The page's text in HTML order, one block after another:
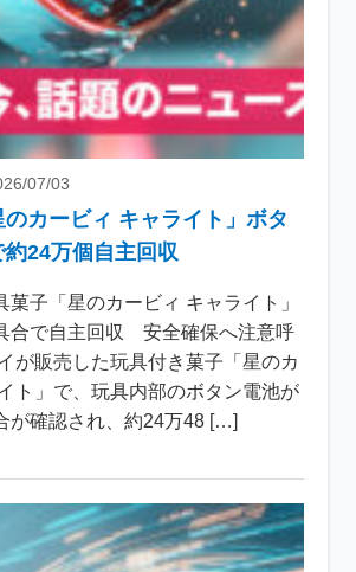
07/03
カービィ キャライト」ボタ
24万個自主回収
菓子「星のカービィ キャライト」
合で自主回収 安全確保へ注意呼
が販売した玩具付き菓子「星のカ
ト」で、玩具内部のボタン電池が
が確認され、約24万48 […]